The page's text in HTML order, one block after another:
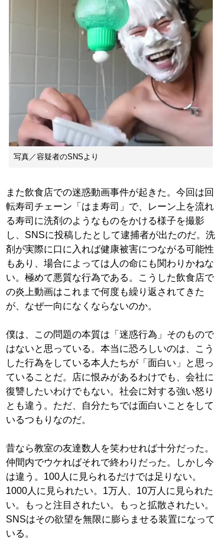
写真／容疑者のSNSより
また飲食店での迷惑動画事件が起きた。今回は回
転寿司チェーン「はま寿司」で、レーン上を流れ
る寿司に洗剤のようなものをかける様子を撮影
し、SNSに投稿したとして逮捕者が出たのだ。洗
剤が実際に口に入れば健康被害につながる可能性
もあり、場合によっては人の命にも関わりかねな
い。極めて悪質な行為である。こうした飲食店で
の炎上動画はこれまで何度も繰り返されてきた
が、なぜ一向になくならないのか。
僕は、この問題の本質は「迷惑行為」そのもので
はないと思っている。本当に恐ろしいのは、こう
した行為をしている本人たちが「面白い」と思っ
ていることだ。店に恨みがあるわけでも、会社に
復讐したいわけでもない。社会に対する強い怒り
とも違う。ただ、自分たちでは面白いことをして
いるつもりなのだ。
昔なら教室の友達数人を笑わせれば十分だった。
仲間内でウケればそれで終わりだった。しかし今
は違う。100人に見られるだけでは足りない。
1000人に見られたい。1万人、10万人に見られた
い。もっと注目されたい。もっと拡散されたい。
SNSはその欲望を無限に膨らませる装置になって
いる。